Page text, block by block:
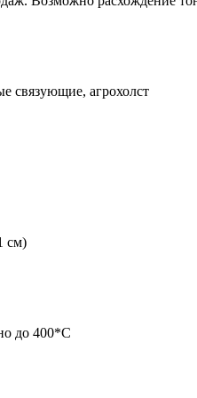
связующие, агрохолст
см)
до 400*С